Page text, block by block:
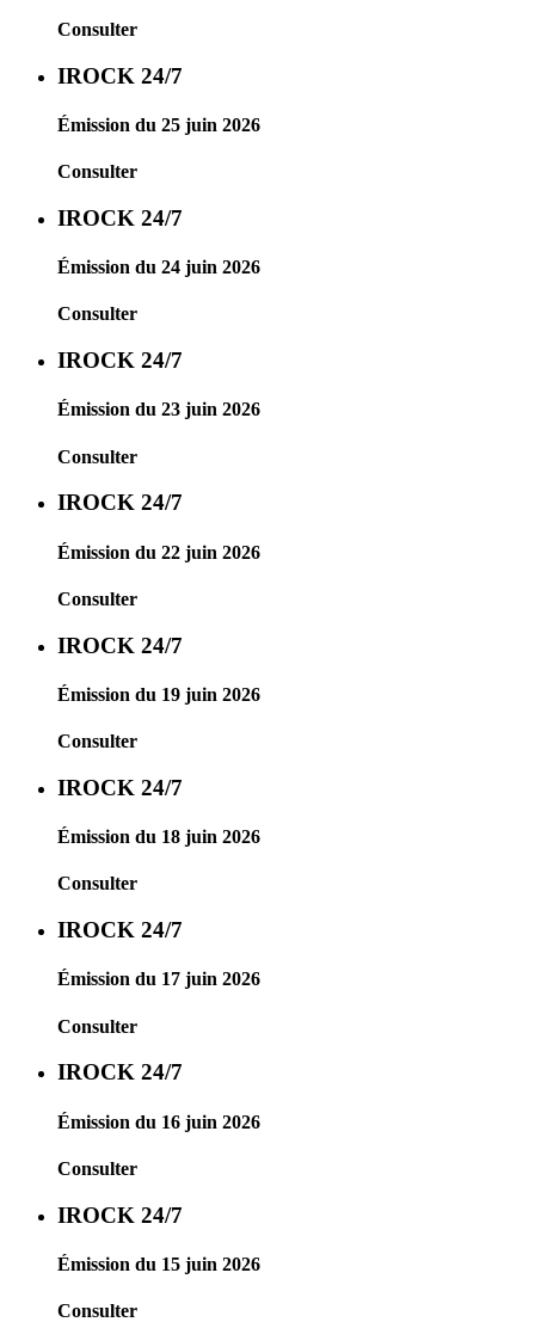
Consulter
IROCK 24/7
Émission du 25 juin 2026
Consulter
IROCK 24/7
Émission du 24 juin 2026
Consulter
IROCK 24/7
Émission du 23 juin 2026
Consulter
IROCK 24/7
Émission du 22 juin 2026
Consulter
IROCK 24/7
Émission du 19 juin 2026
Consulter
IROCK 24/7
Émission du 18 juin 2026
Consulter
IROCK 24/7
Émission du 17 juin 2026
Consulter
IROCK 24/7
Émission du 16 juin 2026
Consulter
IROCK 24/7
Émission du 15 juin 2026
Consulter